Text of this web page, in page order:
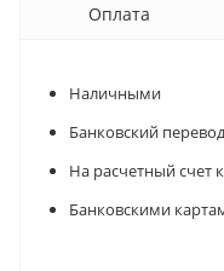
Оплата
Наличными
Банковский перевод
На расчетный счет
Банковскими